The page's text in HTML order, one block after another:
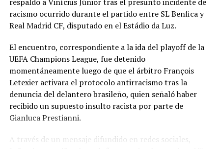
racismo ocurrido durante el partido entre SL Benfica y
Real Madrid CF, disputado en el Estádio da Luz.
El encuentro, correspondiente a la ida del playoff de la
UEFA Champions League, fue detenido
momentáneamente luego de que el árbitro François
Letexier activara el protocolo antirracismo tras la
denuncia del delantero brasileño, quien señaló haber
recibido un supuesto insulto racista por parte de
Gianluca Prestianni.
A través de un mensaje difundido en redes sociales,